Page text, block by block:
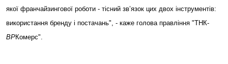
якої франчайзингової роботи - тісний зв’язок цих двох інструментів:
використання бренду і постачань", - каже голова правління "ТНК-
ВРКомерс".